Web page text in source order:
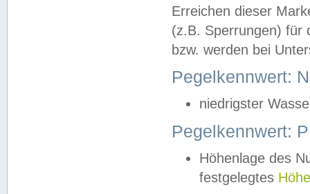
Erreichen dieser
(z.B. Sperrungen) für
bzw. werden bei
Pegelkennwert:
niedrigster
Pegelkennwert:
Höhenlage des
festgelegtes